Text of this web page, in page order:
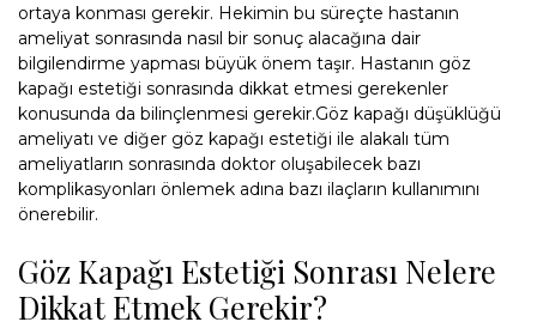
ortaya konması gerekir. Hekimin bu süreçte hastanın
ameliyat sonrasında nasıl bir sonuç alacağına dair
bilgilendirme yapması büyük önem taşır. Hastanın göz
kapağı estetiği sonrasında dikkat etmesi gerekenler
konusunda da bilinçlenmesi gerekir.Göz kapağı düşüklüğü
ameliyatı ve diğer göz kapağı estetiği ile alakalı tüm
ameliyatların sonrasında doktor oluşabilecek bazı
komplikasyonları önlemek adına bazı ilaçların kullanımını
önerebilir.
Göz Kapağı Estetiği Sonrası Nelere
Dikkat Etmek Gerekir?